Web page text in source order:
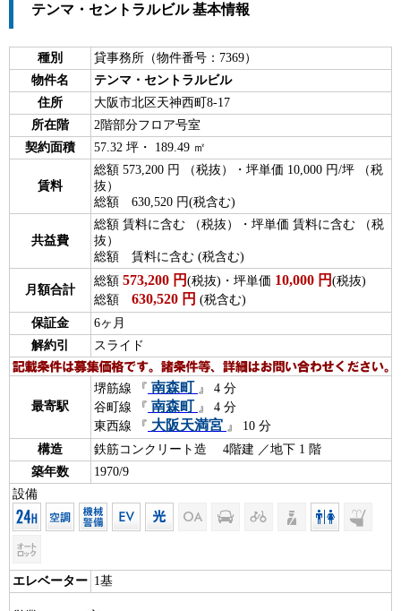
テンマ・セントラルビル 基本情報
種別
貸事務所（物件番号：7369）
物件名
テンマ・セントラルビル
住所
大阪市北区天神西町8-17
所在階
2階部分フロア号室
契約面積
57.32 坪・ 189.49 ㎡
賃料
総額 573,200 円 （税抜）・坪単価 10,000 円/坪 （税
抜）
総額 630,520 円(税含む)
共益費
総額 賃料に含む （税抜）・坪単価 賃料に含む （税
抜）
総額 賃料に含む (税含む)
月額合計
総額 573,200 円 (税抜)・坪単価 10,000 円 (税抜)
総額 630,520 円 (税含む)
保証金
6ヶ月
解約引
スライド
最寄駅
堺筋線 『 南森町 』 4 分
谷町線 『 南森町 』 4 分
東西線 『 大阪天満宮 』 10 分
構造
鉄筋コンクリート造 4階建 ／地下 1 階
築年数
1970/9
設備
エレベーター 1基